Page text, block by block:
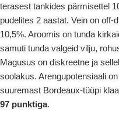
terasest tankides pärmisettel
pudelites 2 aastat. Vein on
10,5%. Aroomis on tunda
samuti tunda valgeid vilju,
Magusus on diskreetne ja
soolakus. Arengupotensiaali
suuremast Bordeaux-tüüpi
97 punktiga.